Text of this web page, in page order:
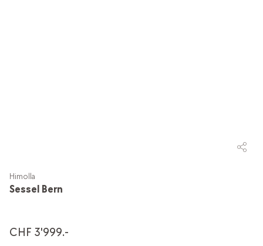
Sessel Bern
Himolla
CHF 3'999.-